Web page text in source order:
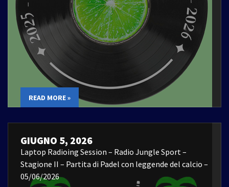
READ MORE »
GIUGNO 5, 2026
Laptop Radioing Session – Radio Jungle Sport –
Stagione II – Partita di Padel con leggende del calcio –
05/06/2026